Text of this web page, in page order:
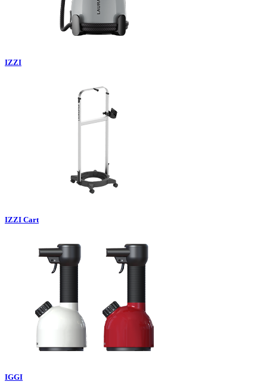
IZZI
IZZI Cart
IGGI